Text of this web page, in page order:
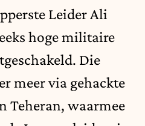
Leider Ali
hoge militaire
Die
meer via gehackte
Teheran, waarmee